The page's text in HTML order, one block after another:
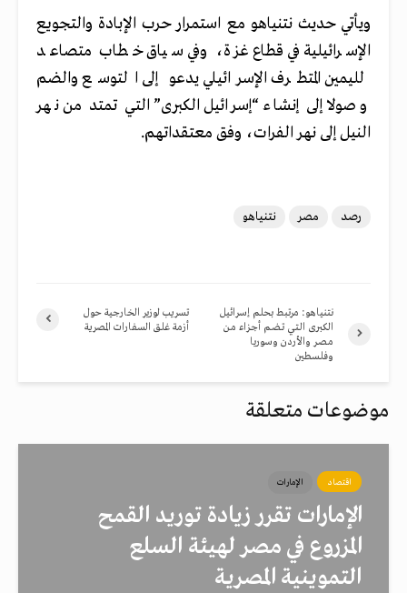
ويأتي حديث نتنياهو مع استمرار حرب الإبادة والتجويع
الإسرائيلية في قطاع غزة، وفي سياق خطاب متصاعد
لليمين المتطرف الإسرائيلي يدعو إلى التوسع والضم
وصولا إلى إنشاء “إسرائيل الكبرى” التي تمتد من نهر
النيل إلى نهر الفرات، وفق معتقداتهم.
رصد مصر نتنياهو
تسريب لوزير الخارجية حول
أزمة غلق السفارات المصرية
نتنياهو: مرتبط بحلم إسرائيل
الكبرى الـتـي تـضـم أجـزاء مـن
مـصـر والأردن وسوريا
وفلسطين
موضوعات متعلقة
اقتصاد الإمارات
الإمارات تقرر زيادة توريد القمح
المزروع في مصر لهيئة السلع
التموينية المصرية